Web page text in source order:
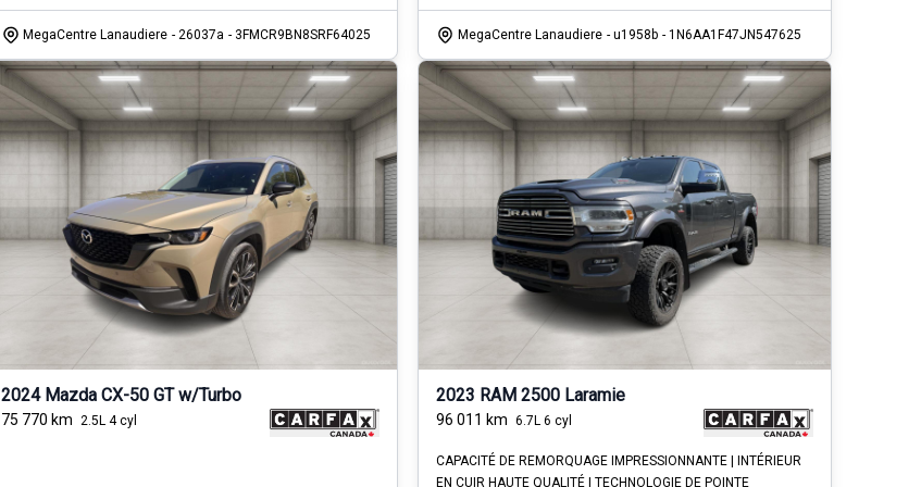
MegaCentre Lanaudiere - 26037a - 3FMCR9BN8SRF64025 MegaCentre Lanaudiere - u1958b - 1N6AA1F47JN547625
2024 Mazda CX-50 GT w/Turbo
75 770 km 2.5L 4 cyl
2023 RAM 2500 Laramie
96 011 km 6.7L 6 cyl
CAPACITÉ DE REMORQUAGE IMPRESSIONNANTE | INTÉRIEUR
EN CUIR HAUTE QUALITÉ | TECHNOLOGIE DE POINTE